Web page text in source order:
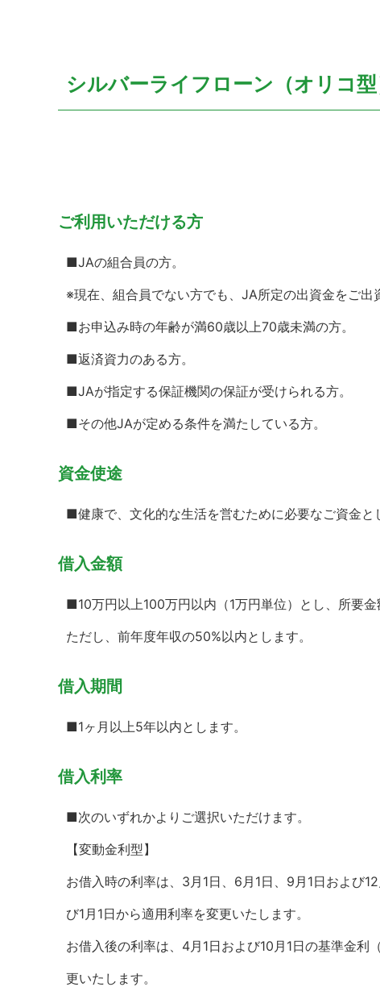
シルバーライフローン（オリコ型
ご利用いただける方
■JAの組合員の方。
※現在、組合員でない方でも、JA所定の出資金をご出
■お申込み時の年齢が満60歳以上70歳未満の方。
■返済資力のある方。
■JAが指定する保証機関の保証が受けられる方。
■その他JAが定める条件を満たしている方。
資金使途
■健康で、文化的な生活を営むために必要なご資金と
借入金額
■10万円以上100万円以内（1万円単位）とし、所要金
ただし、前年度年収の50%以内とします。
借入期間
■1ヶ月以上5年以内とします。
借入利率
■次のいずれかよりご選択いただけます。
【変動金利型】
お借入時の利率は、3月1日、6月1日、9月1日および
び1月1日から適用利率を変更いたします。
お借入後の利率は、4月1日および10月1日の基準金
更いたします。